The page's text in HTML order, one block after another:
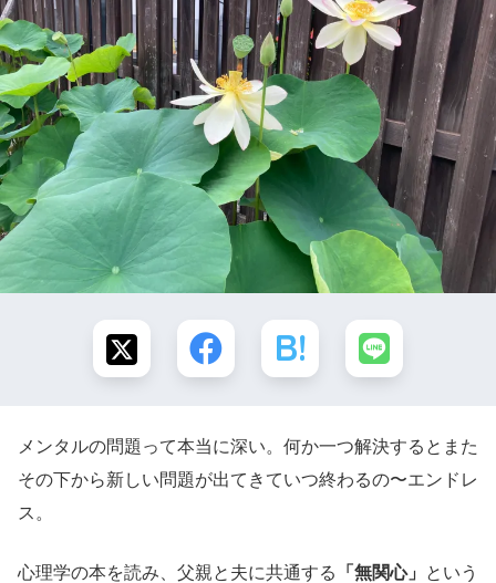
メンタルの問題って本当に深い。何か一つ解決するとまた
その下から新しい問題が出てきていつ終わるの〜エンドレ
ス。
心理学の本を読み、父親と夫に共通する 「無関心」
という